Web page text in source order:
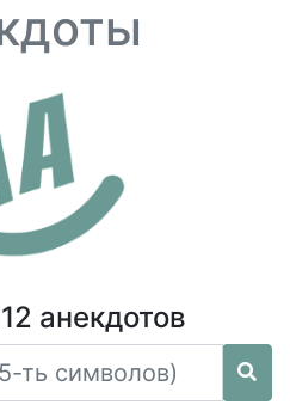
анекдотов